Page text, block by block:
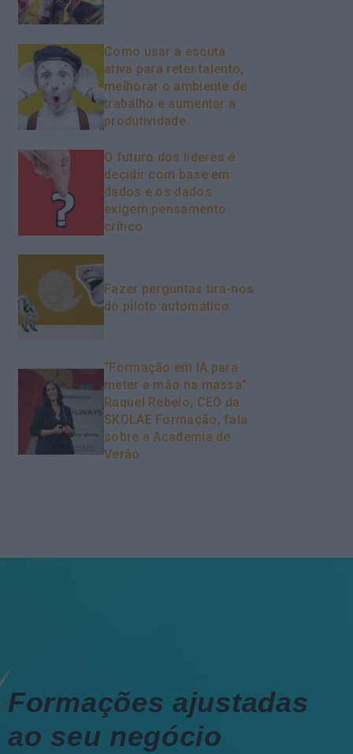
Como usar a escuta
ativa para reter talento,
melhorar o ambiente de
trabalho e aumentar a
produtividade
O futuro dos líderes é
decidir com base em
dados e os dados
exigem pensamento
crítico
Fazer perguntas tira-nos
do piloto automático
“Formação em IA para
meter a mão na massa”
Raquel Rebelo, CEO da
SKOLAE Formação, fala
sobre a Academia de
Verão
Formações ajustadas
ao seu negócio